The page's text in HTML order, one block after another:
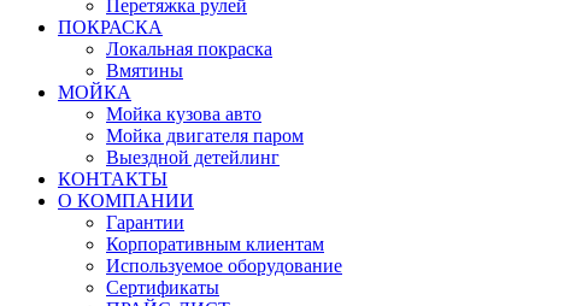
Перетяжка рулей
ПОКРАСКА
Локальная покраска
Вмятины
МОЙКА
Мойка кузова авто
Мойка двигателя паром
Выездной детейлинг
КОНТАКТЫ
О КОМПАНИИ
Гарантии
Корпоративным клиентам
Используемое оборудование
Сертификаты